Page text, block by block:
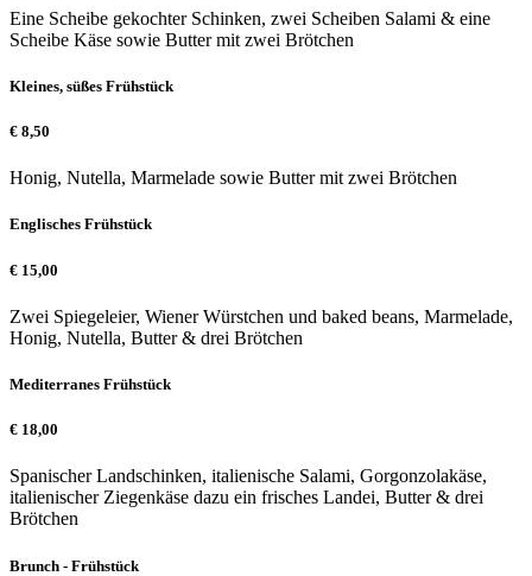
Eine Scheibe gekochter Schinken, zwei Scheiben Salami & eine
Scheibe Käse sowie Butter mit zwei Brötchen
Kleines, süßes Frühstück
€ 8,50
Honig, Nutella, Marmelade sowie Butter mit zwei Brötchen
Englisches Frühstück
€ 15,00
Zwei Spiegeleier, Wiener Würstchen und baked beans, Marmelade,
Honig, Nutella, Butter & drei Brötchen
Mediterranes Frühstück
€ 18,00
Spanischer Landschinken, italienische Salami, Gorgonzolakäse,
italienischer Ziegenkäse dazu ein frisches Landei, Butter & drei
Brötchen
Brunch - Frühstück